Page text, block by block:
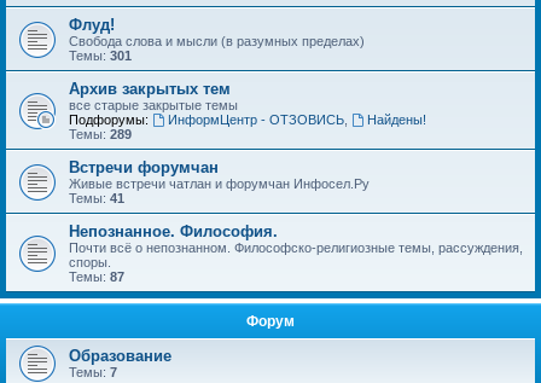
Флуд!
Свобода слова и мысли (в разумных пределах)
Темы: 301
Архив закрытых тем
все старые закрытые темы
Подфорумы:
ИнформЦентр - ОТЗОВИСЬ,
Найдены!
Темы: 289
Встречи форумчан
Живые встречи чатлан и форумчан Инфосел.Ру
Темы: 41
Непознанное. Философия.
Почти всё о непознанном. Философско-религиозные темы, рассуждения,
споры.
Темы: 87
Форум
Образование
Темы: 7